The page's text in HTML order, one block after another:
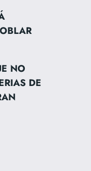
NO
DE